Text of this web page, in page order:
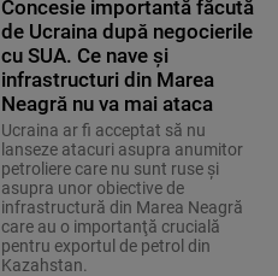
Concesie importantă făcută
de Ucraina după negocierile
cu SUA. Ce nave şi
infrastructuri din Marea
Neagră nu va mai ataca
Ucraina ar fi acceptat să nu
lanseze atacuri asupra anumitor
petroliere care nu sunt ruse şi
asupra unor obiective de
infrastructură din Marea Neagră
care au o importanţă crucială
pentru exportul de petrol din
Kazahstan.